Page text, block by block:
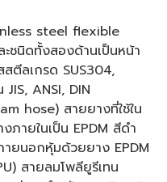
steel flexible
ชนิดทั้งสองด้านเป็นหน้า
ตีลเกรด SUS304,
JIS, ANSI, DIN
hose) สายยางที่ใช้ใน
ภายในเป็น EPDM สีดำ
ายนอกหุ้มด้วยยาง EPDM
สายลมโพลียูรีเทน